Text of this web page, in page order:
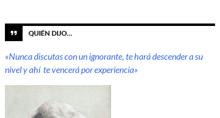
QUIÉN DIJO…
«Nunca discutas con un ignorante, te hará descender a su
nivel y ahí te vencerá por experiencia»